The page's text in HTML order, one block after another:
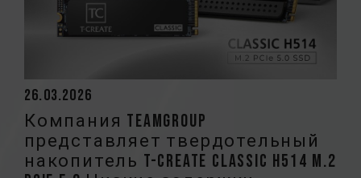
26.03.2026
Компания TEAMGROUP
представляет твердотельный
накопитель T-CREATE CLASSIC H514 M.2